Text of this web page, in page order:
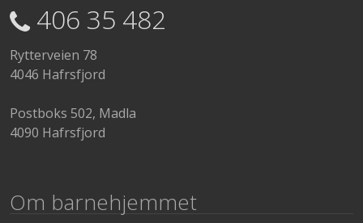
406 35 482
Rytterveien 78
4046 Hafrsfjord
Postboks 502, Madla
4090 Hafrsfjord
Om barnehjemmet